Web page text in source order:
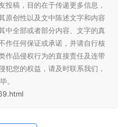
投稿，目的在于传递更多信息，
原创性以及文中陈述文字和内容
中全部或者部分内容、文字的真
作任何保证或承诺，并请自行核
作品侵权行为的直接责任及连带
犯您的权益，请及时联系我们，
。